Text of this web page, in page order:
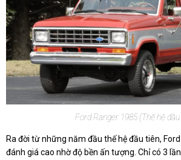
Ford Ranger 1985 (Thế hệ
Ra đời từ những năm đầu thế hệ đầu tiên,
đánh giá cao nhờ độ bền ấn tượng. Chỉ có 3